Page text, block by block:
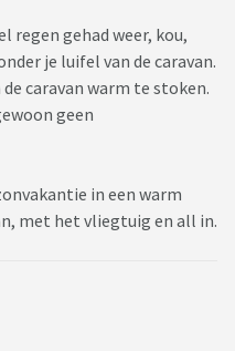
regen gehad weer, kou,
je luifel van de caravan.
caravan warm te stoken.
geen
in een warm
met het vliegtuig en all in.